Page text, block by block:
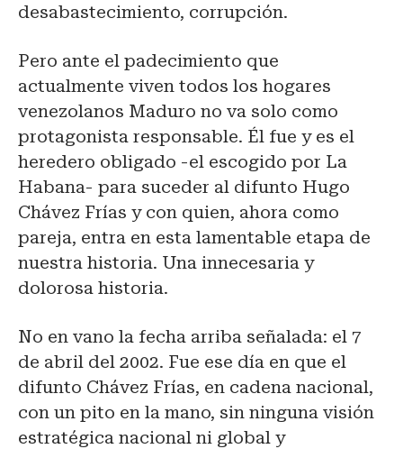
desabastecimiento, corrupción.
Pero ante el padecimiento que
actualmente viven todos los hogares
venezolanos Maduro no va solo como
protagonista responsable. Él fue y es el
heredero obligado -el escogido por La
Habana- para suceder al difunto Hugo
Chávez Frías y con quien, ahora como
pareja, entra en esta lamentable etapa de
nuestra historia. Una innecesaria y
dolorosa historia.
No en vano la fecha arriba señalada: el 7
de abril del 2002. Fue ese día en que el
difunto Chávez Frías, en cadena nacional,
con un pito en la mano, sin ninguna visión
estratégica nacional ni global y